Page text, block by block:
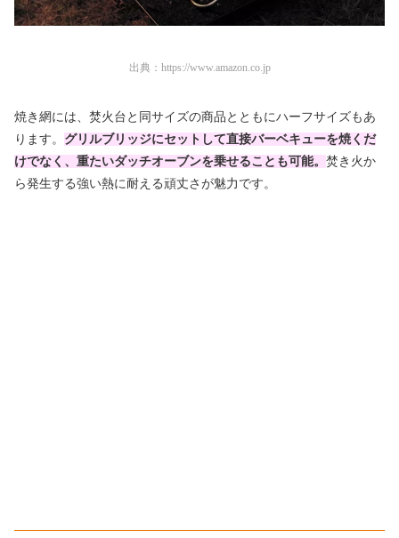
出典： https://www.amazon.co.jp
焼き網には、焚火台と同サイズの商品とともにハーフサイズもあ
ります。 グリルブリッジにセットして直接バーベキューを焼くだ
けでなく、重たいダッチオーブンを乗せることも可能。 焚き火か
ら発生する強い熱に耐える頑丈さが魅力です。